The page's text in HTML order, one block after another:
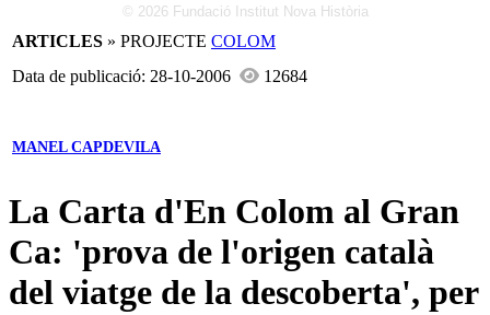
© 2026 Fundació Institut Nova Història
ARTICLES » PROJECTE COLOM
Data de publicació: 28-10-2006
12684
MANEL CAPDEVILA
La Carta d'En Colom al Gran
Ca: 'prova de l'origen català
del viatge de la descoberta', per